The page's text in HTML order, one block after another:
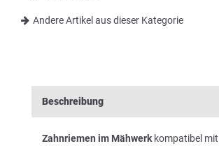
Andere Artikel aus dieser Kategorie
Beschreibung
Zahnriemen im Mähwerk kompatibel mit